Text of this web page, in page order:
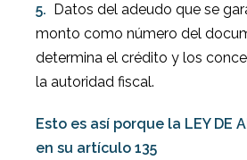
5.
Datos del adeudo que se
monto como número del
determina el crédito y los
la autoridad fiscal.
Esto es así porque la LEY DE
en su artículo 135